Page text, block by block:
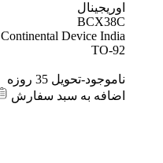
اوریجینال
BCX38C
Continental Device India
TO-92
ناموجود-تحویل 35 روزه
اضافه به سبد سفارش